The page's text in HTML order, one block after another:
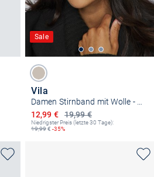
Sale
Vila
19,99 €
Ermäßigter Preis
12,99 €
Niedrigster Preis (letzte 30 Tage):
19,99€ -35%